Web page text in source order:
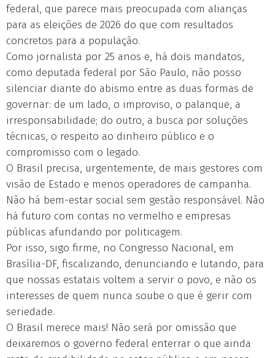
federal, que parece mais preocupada com alianças
para as eleições de 2026 do que com resultados
concretos para a população.
Como jornalista por 25 anos e, há dois mandatos,
como deputada federal por São Paulo, não posso
silenciar diante do abismo entre as duas formas de
governar: de um lado, o improviso, o palanque, a
irresponsabilidade; do outro, a busca por soluções
técnicas, o respeito ao dinheiro público e o
compromisso com o legado.
O Brasil precisa, urgentemente, de mais gestores com
visão de Estado e menos operadores de campanha.
Não há bem-estar social sem gestão responsável. Não
há futuro com contas no vermelho e empresas
públicas afundando por politicagem.
Por isso, sigo firme, no Congresso Nacional, em
Brasília-DF, fiscalizando, denunciando e lutando, para
que nossas estatais voltem a servir o povo, e não os
interesses de quem nunca soube o que é gerir com
seriedade.
O Brasil merece mais! Não será por omissão que
deixaremos o governo federal enterrar o que ainda